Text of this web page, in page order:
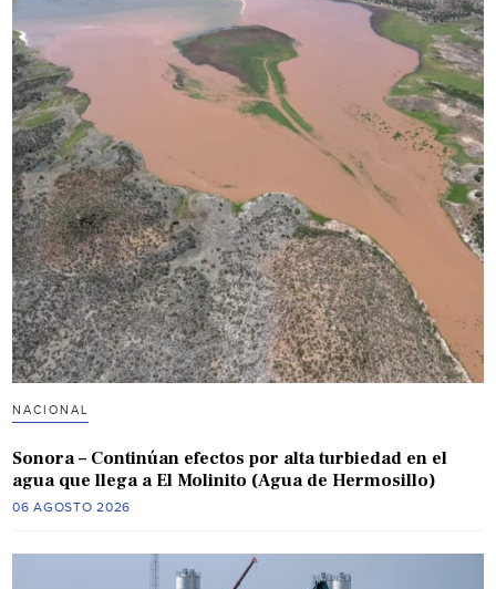
NACIONAL
Sonora – Continúan efectos por alta turbiedad en el
agua que llega a El Molinito (Agua de Hermosillo)
06 AGOSTO 2026